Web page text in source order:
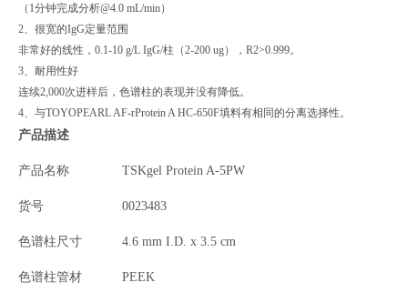
（1分钟完成分析@4.0 mL/min）
2、很宽的IgG定量范围
非常好的线性，0.1-10 g/L IgG/柱（2-200 ug），R2>0.999。
3、耐用性好
连续2,000次进样后，色谱柱的表现并没有降低。
4、与TOYOPEARL AF-rProtein A HC-650F填料有相同的分离选择性。
产品描述
产品名称 TSKgel Protein A-5PW
货号 0023483
色谱柱尺寸 4.6 mm I.D. x 3.5 cm
色谱柱管材 PEEK